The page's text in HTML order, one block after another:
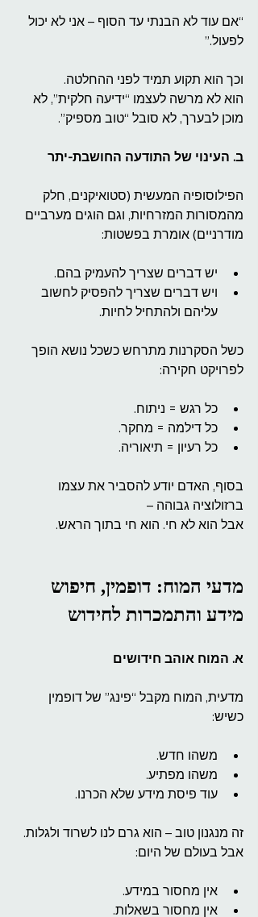
“אם עוד לא הבנתי עד הסוף – אני לא יכול
לפעול.”
וכך הוא תקוע תמיד לפני ההחלטה.
הוא לא מרשה לעצמו “ידיעה חלקית”, לא
מוכן לבערך, לא סובל “טוב מספיק”.
ב. העינוי של התודעה החושבת-יתר
הפילוסופיה המעשית (סטואיקנים, חלק
מהמסורות המזרחיות, וגם הוגים מערביים
מודרניים) אומרת בפשטות:
יש דברים שצריך להעמיק בהם.
ויש דברים שצריך להפסיק לחשוב
עליהם ולהתחיל לחיות.
כשל הסקרנות מתרחש כשכל נושא הופך
לפרויקט חקירה:
כל רגש = ניתוח.
כל דילמה = מחקר.
כל רעיון = תיאוריה.
בסוף, האדם יודע להסביר את עצמו
ברזולוציה גבוהה –
אבל הוא לא חי. הוא חי בתוך הראש.
מדעי המוח: דופמין, חיפוש
מידע והתמכרות לחידוש
א. המוח אוהב חידושים
מדעית, המוח מקבל “פינג” של דופמין
כשיש:
משהו חדש.
משהו מפתיע.
עוד פיסת מידע שלא הכרנו.
זה מנגנון טוב – הוא גרם לנו לשרוד ולגלות.
אבל בעולם של היום:
אין מחסור במידע.
אין מחסור בשאלות.